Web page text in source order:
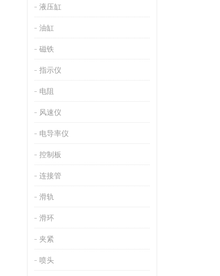
液压缸
油缸
磁铁
指示仪
电阻
风速仪
电导率仪
控制板
连接管
滑轨
滑环
夹紧
喷头